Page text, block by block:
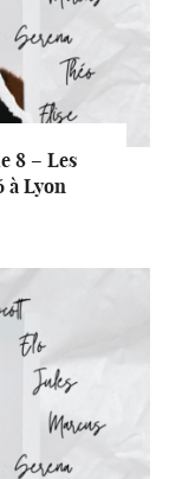
8 – Les
à Lyon